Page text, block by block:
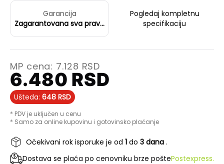
Garancija
Zagarantovana sva prava
Pogledaj kompletnu
specifikaciju
MP cena: 7.128 RSD
6.480 RSD
Ušteda: 648 RSD
* PDV je uključen u cenu
* Samo za online kupovinu i gotovinsko plaćanje
Očekivani rok isporuke je od 1 do 3 dana .
Dostava se plaća po cenovniku brze poštePostexpress.